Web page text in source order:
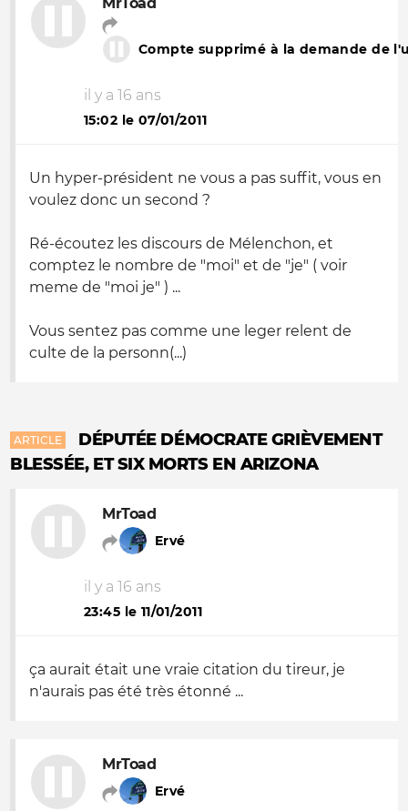
Compte supprimé à la demande de
il y a 16 ans
15:02 le 07/01/2011
Un hyper-président ne vous a pas suffit, vous en
voulez donc un second ?
Ré-écoutez les discours de Mélenchon, et
comptez le nombre de "moi" et de "je" ( voir
meme de "moi je" ) ...
Vous sentez pas comme une leger relent de
culte de la personn(...)
ARTICLE
DÉPUTÉE DÉMOCRATE GRIÈVEMENT
BLESSÉE, ET SIX MORTS EN ARIZONA
MrToad
Ervé
il y a 16 ans
23:45 le 11/01/2011
ça aurait était une vraie citation du tireur, je
n'aurais pas été très étonné ...
MrToad
Ervé